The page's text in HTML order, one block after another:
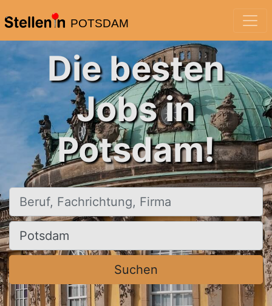
POTSDAM
Die besten
Jobs in
Potsdam!
Beruf, Fachrichtung, Firma
Ort, Stadt
Suchen